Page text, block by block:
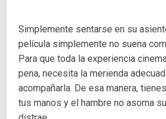
Simplemente sentarse en su
película simplemente no suena
Para que toda la experiencia
pena, necesita la merienda
acompañarla. De esa manera,
tus manos y el hambre no asoma